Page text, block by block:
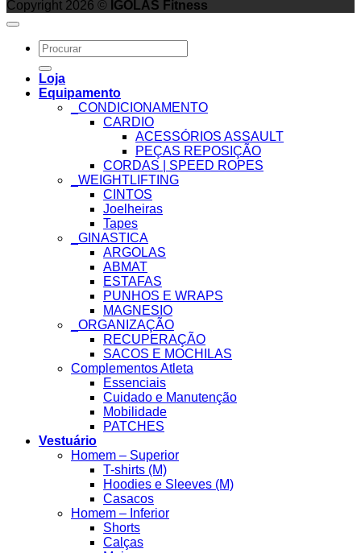
Copyright 2026 © IGOLAS Fitness
Search
for:
Loja
Equipamento
_CONDICIONAMENTO
CARDIO
ACESSÓRIOS ASSAULT
PEÇAS REPOSIÇÃO
CORDAS | SPEED ROPES
_WEIGHTLIFTING
CINTOS
Joelheiras
Tapes
_GINASTICA
ARGOLAS
ABMAT
ESTAFAS
PUNHOS E WRAPS
MAGNESIO
_ORGANIZAÇÃO
RECUPERAÇÃO
SACOS E MOCHILAS
Complementos Atleta
Essenciais
Cuidado e Manutenção
Mobilidade
PATCHES
Vestuário
Homem – Superior
T-shirts (M)
Hoodies e Sleeves (M)
Casacos
Homem – Inferior
Shorts
Calças